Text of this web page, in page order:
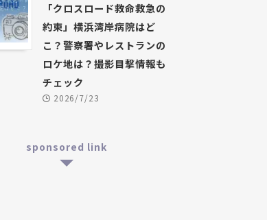
「クロスロード救命救急の
約束」横浜湾岸病院はど
こ？警察署やレストランの
ロケ地は？撮影目撃情報も
チェック
2026/7/23
sponsored link